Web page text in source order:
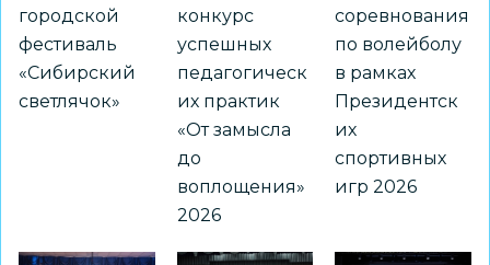
городской
фестиваль
«Сибирский
светлячок»
конкурс
успешных
педагогическ
их практик
«От замысла
до
воплощения»
2026
соревнования
по волейболу
в рамках
Президентск
их
спортивных
игр 2026